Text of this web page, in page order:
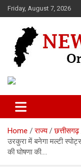
Skip
to
Friday, August 7, 2026
News 36
Home राज्य
छत्तीसगढ़
उरकुरा में बनेगा मल्टी
की घोषणा की….